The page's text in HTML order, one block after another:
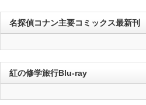
名探偵コナン主要コミックス最新刊
紅の修学旅行Blu-ray